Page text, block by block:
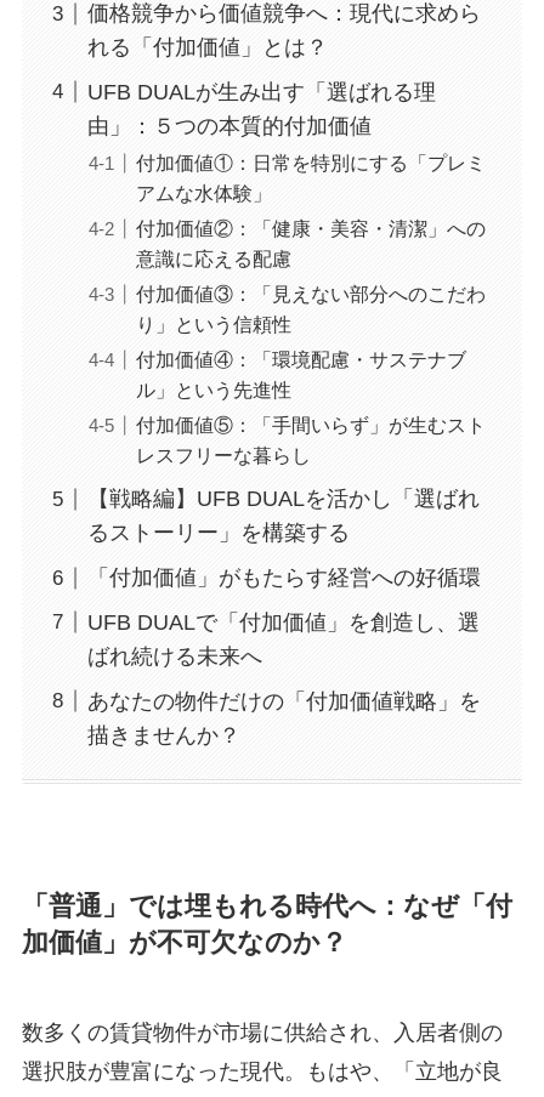
価格競争から価値競争へ：現代に求めら
れる「付加価値」とは？
UFB DUALが生み出す「選ばれる理
由」：５つの本質的付加価値
付加価値①：日常を特別にする「プレミ
アムな水体験」
付加価値②：「健康・美容・清潔」への
意識に応える配慮
付加価値③：「見えない部分へのこだわ
り」という信頼性
付加価値④：「環境配慮・サステナブ
ル」という先進性
付加価値⑤：「手間いらず」が生むスト
レスフリーな暮らし
【戦略編】UFB DUALを活かし「選ばれ
るストーリー」を構築する
「付加価値」がもたらす経営への好循環
UFB DUALで「付加価値」を創造し、選
ばれ続ける未来へ
あなたの物件だけの「付加価値戦略」を
描きませんか？
「普通」では埋もれる時代へ：なぜ「付
加価値」が不可欠なのか？
数多くの賃貸物件が市場に供給され、入居者側の
選択肢が豊富になった現代。もはや、「立地が良